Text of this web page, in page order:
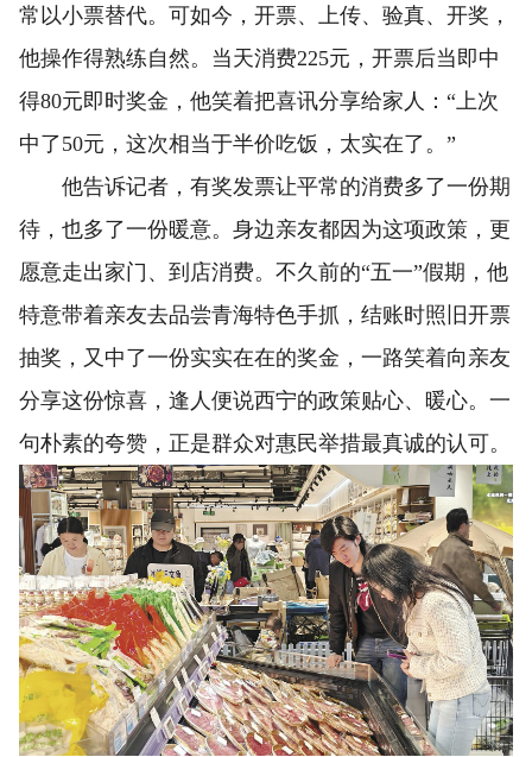
常以小票替代。可如今，开票、上传、验真、开奖，
他操作得熟练自然。当天消费225元，开票后当即中
得80元即时奖金，他笑着把喜讯分享给家人：“上次
中了50元，这次相当于半价吃饭，太实在了。”
他告诉记者，有奖发票让平常的消费多了一份期
待，也多了一份暖意。身边亲友都因为这项政策，更
愿意走出家门、到店消费。不久前的“五一”假期，他
特意带着亲友去品尝青海特色手抓，结账时照旧开票
抽奖，又中了一份实实在在的奖金，一路笑着向亲友
分享这份惊喜，逢人便说西宁的政策贴心、暖心。一
句朴素的夸赞，正是群众对惠民举措最真诚的认可。